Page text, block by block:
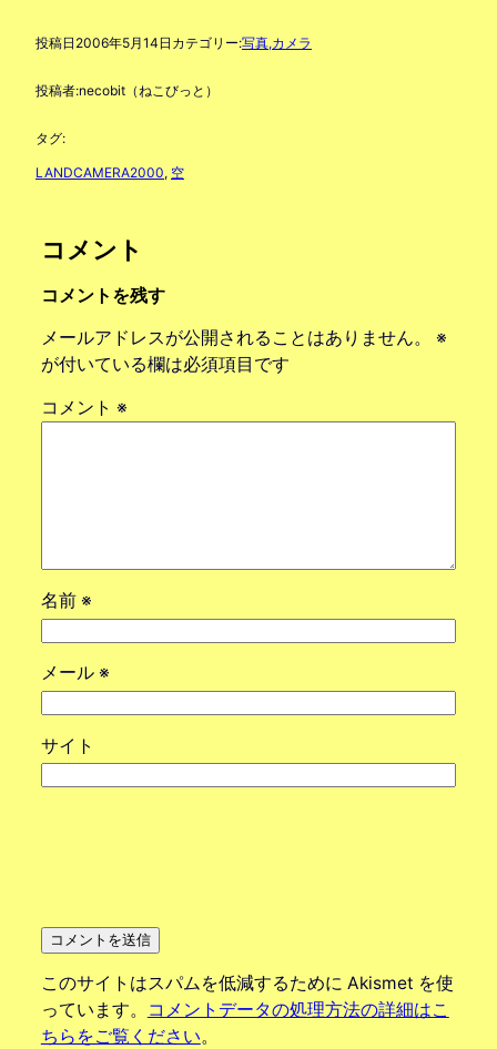
投稿日 2006年5月14日 カテゴリー:写真,カメラ
投稿者:necobit（ねこびっと）
タグ:
LANDCAMERA2000, 空
コメント
コメントを残す
メールアドレスが公開されることはありません。
※
が付いている欄は必須項目です
コメント ※
名前 ※
メール ※
サイト
このサイトはスパムを低減するために Akismet を使
っています。
コメントデータの処理方法の詳細はこ
ちらをご覧ください。